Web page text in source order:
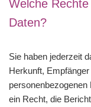
Welche
Daten?
Sie haben jederzeit
Herkunft,
ein Recht, die